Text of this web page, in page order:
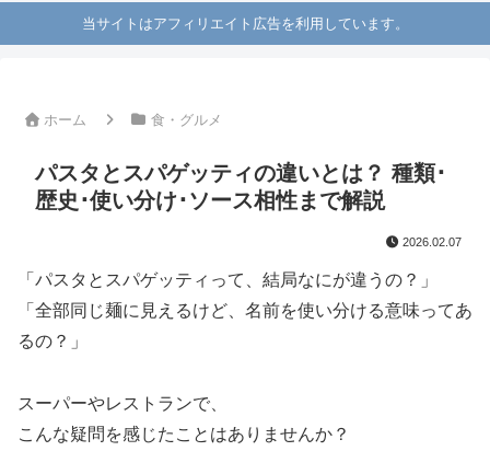
当サイトはアフィリエイト広告を利用しています。
ホーム 食・グルメ
パスタとスパゲッティの違いとは？ 種類･
歴史･使い分け･ソース相性まで解説
2026.02.07
「パスタとスパゲッティって、結局なにが違うの？」
「全部同じ麺に見えるけど、名前を使い分ける意味ってあ
るの？」
スーパーやレストランで、
こんな疑問を感じたことはありませんか？